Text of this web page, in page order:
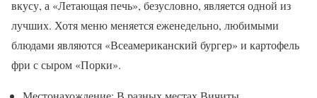
вкусу, а «Летающая печь», безусловно, является одной из
лучших. Хотя меню меняется еженедельно, любимыми
блюдами являются «Всеамериканский бургер» и картофель
фри с сыром «Порки».